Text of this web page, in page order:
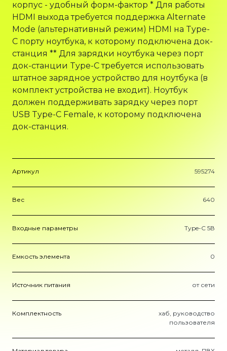
корпус - удобный форм-фактор * Для работы
HDMI выхода требуется поддержка Alternate
Mode (альтернативный режим) HDMI на Type-
C порту ноутбука, к которому подключена док-
станция ** Для зарядки ноутбука через порт
док-станции Type-C требуется использовать
штатное зарядное устройство для ноутбука (в
комплект устройства не входит). Ноутбук
должен поддерживать зарядку через порт
USB Type-C Female, к которому подключена
док-станция.
Артикул 595274
Вес 640
Входные параметры Type-C 5В
Емкость элемента 0
Источник питания от сети
Комплектность
хаб, руководство
пользователя